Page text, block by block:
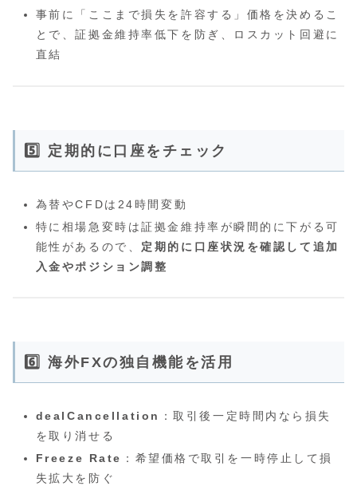
事前に「ここまで損失を許容する」価格を決めるこ
とで、証拠金維持率低下を防ぎ、ロスカット回避に
直結
5️⃣ 定期的に口座をチェック
為替やCFDは24時間変動
特に相場急変時は証拠金維持率が瞬間的に下がる可
能性があるので、 定期的に口座状況を確認して追加
入金やポジション調整
6️⃣ 海外FXの独自機能を活用
dealCancellation
：取引後一定時間内なら損失
を取り消せる
Freeze Rate ：希望価格で取引を一時停止して損
失拡大を防ぐ